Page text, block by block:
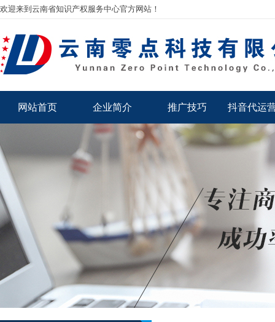
欢迎来到云南省知识产权服务中心官方网站！
网站首页 企业简介 推广技巧 抖音代运